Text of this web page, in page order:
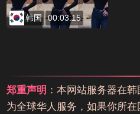
韩国 00:03:15
郑重声明 ：本网站服务器在
为全球华人服务，如果你所